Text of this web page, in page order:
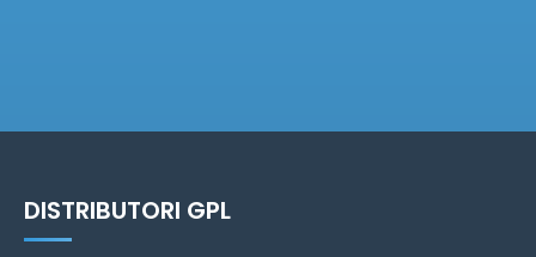
DISTRIBUTORI GPL